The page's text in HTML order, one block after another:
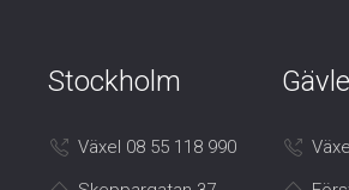
Stockholm
Växel 08 55 118 990
Gävle